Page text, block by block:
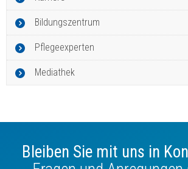
Bildungszentrum
Pflegeexperten
Mediathek
Bleiben Sie mit uns in